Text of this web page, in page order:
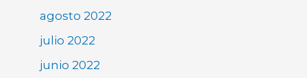
agosto 2022
julio 2022
junio 2022